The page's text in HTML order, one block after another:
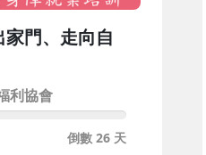
門、走向自
利協會
倒數 26 天